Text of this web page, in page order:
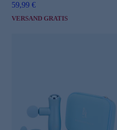
59,99 €
VERSAND GRATIS